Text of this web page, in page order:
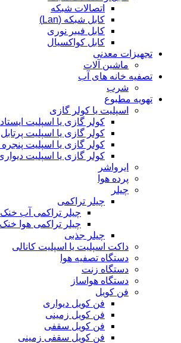
اتصالات شبکه
کابل شبکه (Lan)
کابل فیبر نوری
کابل کواکسیال
تجهیزات معدنی
ماشین آلات
تصفیه خانه های آب
شرب
تهویه مطبوع
اسپلیت یا کولر گازی
کولر گازی یا اسپلیت
کولر گازی یا اسپلیت پرتابل
کولر گازی یا اسپلیت
کولر گازی یا اسپلیت
ایرواشر
پرده هوا
چیلر
چیلر تراکمی
چیلر تراکمی آب خنک
چیلر تراکمی هوا خنک
چیلر جذبی
داکت اسپلیت یا اسپلیت کانالی
دستگاه تصفیه هوا
دستگاه زنت
دستگاه هواساز
فن کویل
فن کویل دیواری
فن کویل زمینی
فن کویل سقفی
فن کویل سقفی زمینی